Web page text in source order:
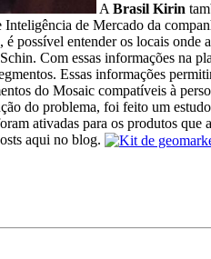
A Brasil Kirin
de Mercado da
possível entender os locais onde
Com essas informações na
Essas informações
do Mosaic compatíveis à
do problema, foi feito um
ativadas para os produtos que
aqui no blog.